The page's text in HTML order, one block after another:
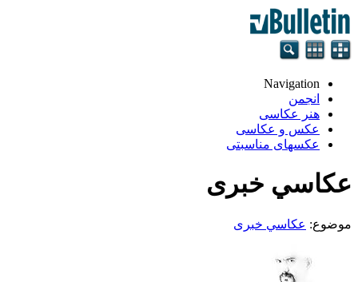
Navigation
انجمن
هنر عکاسی
عکس و عکاسی
عکسهای مناسبتی
عکاسي خبری
موضوع: عکاسي خبری